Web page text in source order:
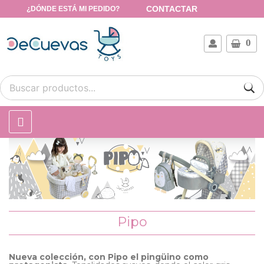
¿DÓNDE ESTÁ MI PEDIDO? CONTACTAR
0
Pipo
Nueva colección, con Pipo el pingüino como